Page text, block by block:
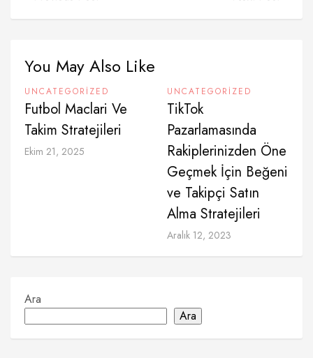
You May Also Like
UNCATEGORIZED
Futbol Maclari Ve
Takim Stratejileri
Ekim 21, 2025
UNCATEGORIZED
TikTok
Pazarlamasında
Rakiplerinizden Öne
Geçmek İçin Beğeni
ve Takipçi Satın
Alma Stratejileri
Aralık 12, 2023
Ara
Ara